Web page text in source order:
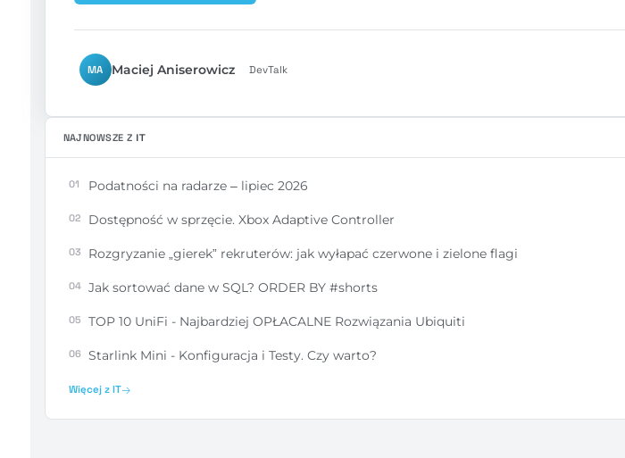
MA Maciej Aniserowicz DevTalk
NAJNOWSZE Z IT
01 Podatności na radarze – lipiec 2026
02 Dostępność w sprzęcie. Xbox Adaptive Controller
03 Rozgryzanie „gierek” rekruterów: jak wyłapać czerwone i zielone flagi
04 Jak sortować dane w SQL? ORDER BY #shorts
05 TOP 10 UniFi - Najbardziej OPŁACALNE Rozwiązania Ubiquiti
06 Starlink Mini - Konfiguracja i Testy. Czy warto?
Więcej z IT